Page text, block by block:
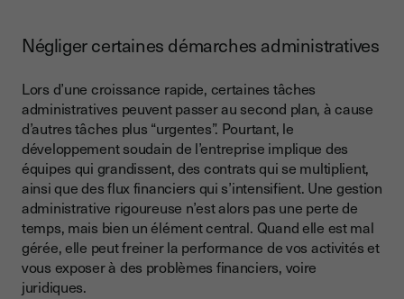
Négliger certaines démarches administratives
Lors d’une croissance rapide, certaines tâches
administratives peuvent passer au second plan, à cause
d’autres tâches plus “urgentes”. Pourtant, le
développement soudain de l’entreprise implique des
équipes qui grandissent, des contrats qui se multiplient,
ainsi que des flux financiers qui s’intensifient. Une gestion
administrative rigoureuse n’est alors pas une perte de
temps, mais bien un élément central. Quand elle est mal
gérée, elle peut freiner la performance de vos activités et
vous exposer à des problèmes financiers, voire
juridiques.